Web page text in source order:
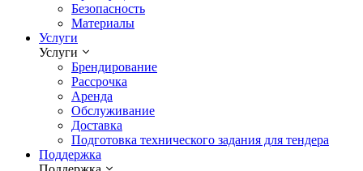
Безопасность
Материалы
Услуги
Услуги
Брендирование
Рассрочка
Аренда
Обслуживание
Доставка
Подготовка технического задания для тендера
Поддержка